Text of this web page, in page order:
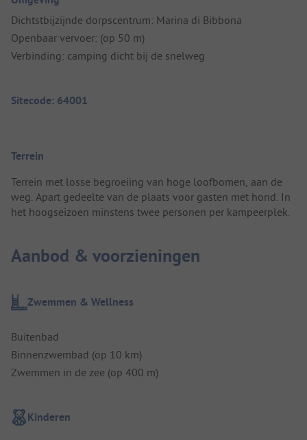
Dichtstbijzijnde dorpscentrum: Marina di Bibbona
Openbaar vervoer: (op 50 m)
Verbinding: camping dicht bij de snelweg
Sitecode: 64001
Terrein
Terrein met losse begroeiing van hoge loofbomen, aan de
weg. Apart gedeelte van de plaats voor gasten met hond. In
het hoogseizoen minstens twee personen per kampeerplek.
Aanbod & voorzieningen
Zwemmen & Wellness
Buitenbad
Binnenzwembad (op 10 km)
Zwemmen in de zee (op 400 m)
Kinderen